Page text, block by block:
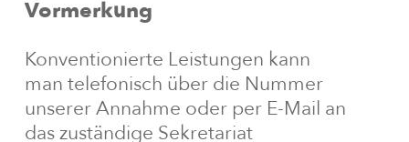
Vormerkung
Konventionierte Leistungen kann
man telefonisch über die Nummer
unserer Annahme oder per E-Mail an
das zuständige Sekretariat